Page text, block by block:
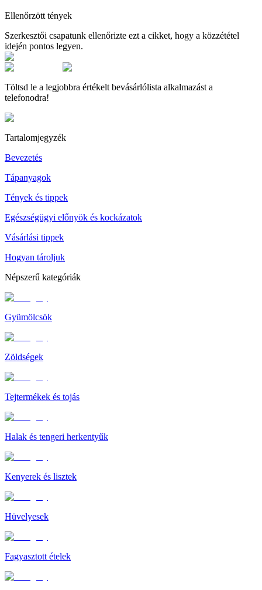
Ellenőrzött tények
Szerkesztői csapatunk ellenőrizte ezt a cikket, hogy a közzététel
idején pontos legyen.
Töltsd le a legjobbra értékelt bevásárlólista alkalmazást a
telefonodra!
Tartalomjegyzék
Bevezetés
Tápanyagok
Tények és tippek
Egészségügyi előnyök és kockázatok
Vásárlási tippek
Hogyan tároljuk
Népszerű kategóriák
Gyümölcsök
Zöldségek
Tejtermékek és tojás
Halak és tengeri herkentyűk
Kenyerek és lisztek
Hüvelyesek
Fagyasztott ételek